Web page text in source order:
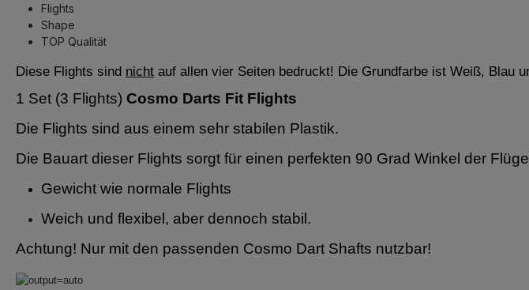
Flights
Shape
TOP Qualität
Diese Flights sind nicht auf allen vier Seiten bedruckt! Die Grundfarbe ist Weiß, Blau
1 Set (3 Flights) Cosmo Darts Fit Flights
Die Flights sind aus einem sehr stabilen Plastik.
Die Bauart dieser Flights sorgt für einen perfekten 90 Grad Winkel der
Gewicht wie normale Flights
Weich und flexibel, aber dennoch stabil.
Achtung! Nur mit den passenden Cosmo Dart Shafts nutzbar!